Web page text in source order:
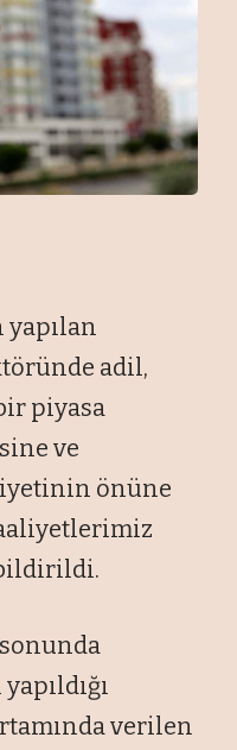
yapılan
adil,
piyasa
ve
önüne
sonunda
verilen